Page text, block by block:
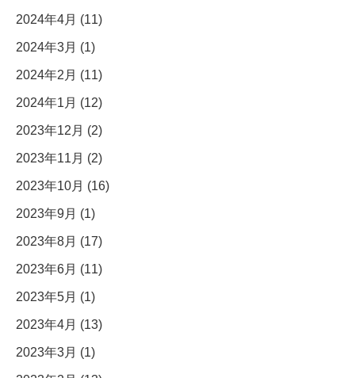
2024年4月 (11)
2024年3月 (1)
2024年2月 (11)
2024年1月 (12)
2023年12月 (2)
2023年11月 (2)
2023年10月 (16)
2023年9月 (1)
2023年8月 (17)
2023年6月 (11)
2023年5月 (1)
2023年4月 (13)
2023年3月 (1)